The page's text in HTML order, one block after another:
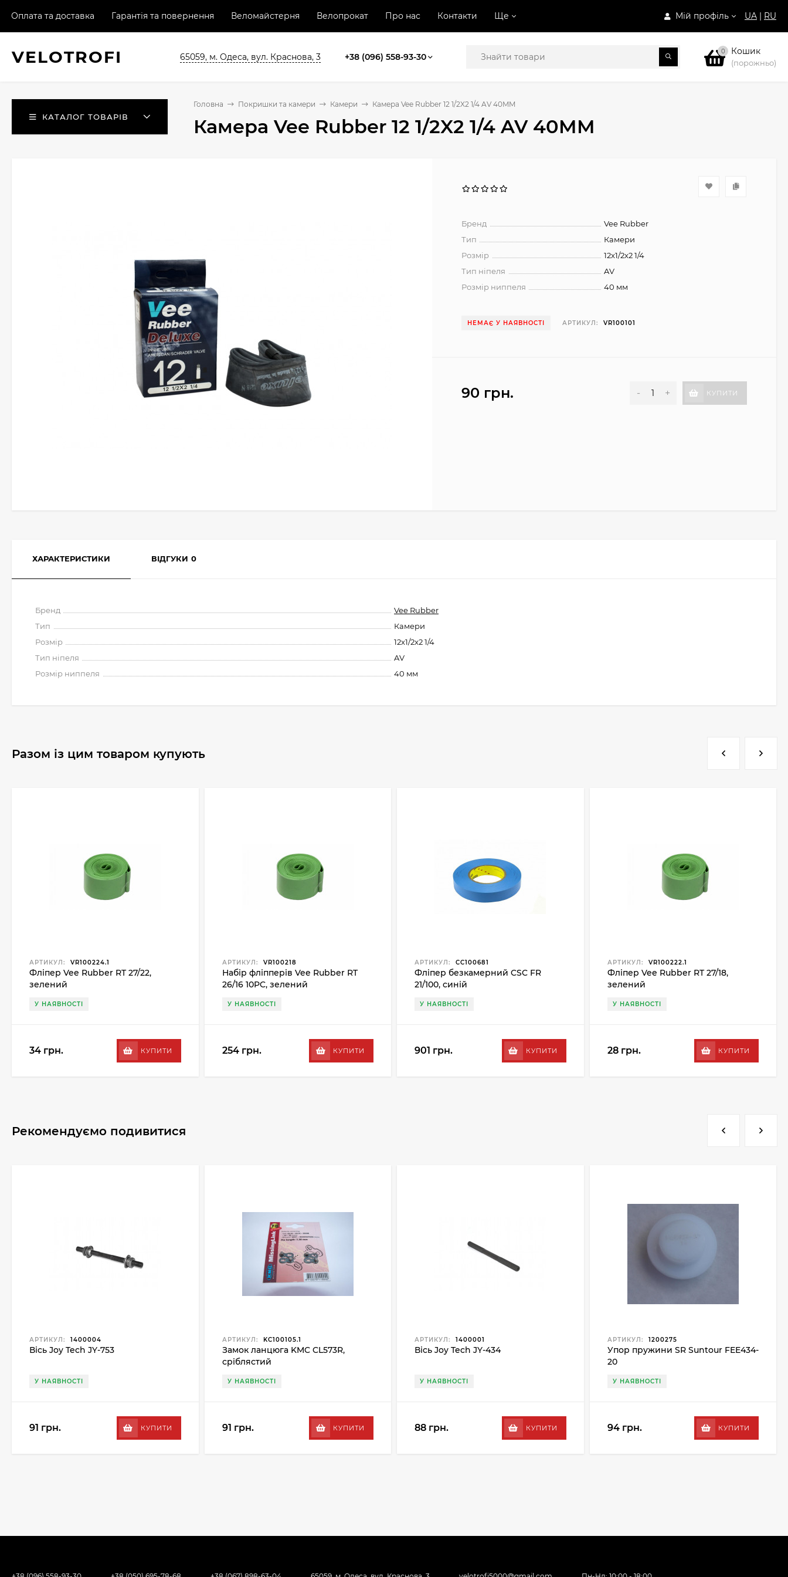
Мій профіль UA | RU
Оплата та доставка Гарантія та повернення Веломайстерня Велопрокат Про нас Контакти Ще
VELOTROFI 65059, м. Одеса, вул. Краснова, 3 +38 (096) 558-93-30 0 Кошик
(порожньо)
КАТАЛОГ ТОВАРІВ
Головна Покришки та камери Камери Камера Vee Rubber 12 1/2X2 1/4 AV 40MM
Камера Vee Rubber 12 1/2X2 1/4 AV 40MM
Бренд
Vee Rubber
Тип
Камери
Розмір
12x1/2x2 1/4
Тип ніпеля
AV
Розмір ниппеля
40 мм
НЕМАЄ У НАЯВНОСТІ АРТИКУЛ: VR100101
90 грн. - + КУПИТИ
ХАРАКТЕРИСТИКИ ВІДГУКИ 0
Бренд
Vee Rubber
Тип
Камери
Розмір
12x1/2x2 1/4
Тип ніпеля
AV
Розмір ниппеля
40 мм
Разом із цим товаром купують
АРТИКУЛ: VR100224.1
Фліпер Vee Rubber RT 27/22,
зелений
У НАЯВНОСТІ
34 грн. КУПИТИ
АРТИКУЛ: VR100218
Набір фліпперів Vee Rubber RT
26/16 10PC, зелений
У НАЯВНОСТІ
254 грн. КУПИТИ
АРТИКУЛ: CC100681
Фліпер безкамерний CSC FR
21/100, синій
У НАЯВНОСТІ
901 грн. КУПИТИ
АРТИКУЛ: VR100222.1
Фліпер Vee Rubber RT 27/18,
зелений
У НАЯВНОСТІ
28 грн. КУПИТИ
Рекомендуємо подивитися
АРТИКУЛ: 1400004
Вісь Joy Tech JY-753
У НАЯВНОСТІ
91 грн. КУПИТИ
АРТИКУЛ: KC100105.1
Замок ланцюга KMC CL573R,
сріблястий
У НАЯВНОСТІ
91 грн. КУПИТИ
АРТИКУЛ: 1400001
Вісь Joy Tech JY-434
У НАЯВНОСТІ
88 грн. КУПИТИ
АРТИКУЛ: 1200275
Упор пружини SR Suntour FEE434-
20
У НАЯВНОСТІ
94 грн. КУПИТИ